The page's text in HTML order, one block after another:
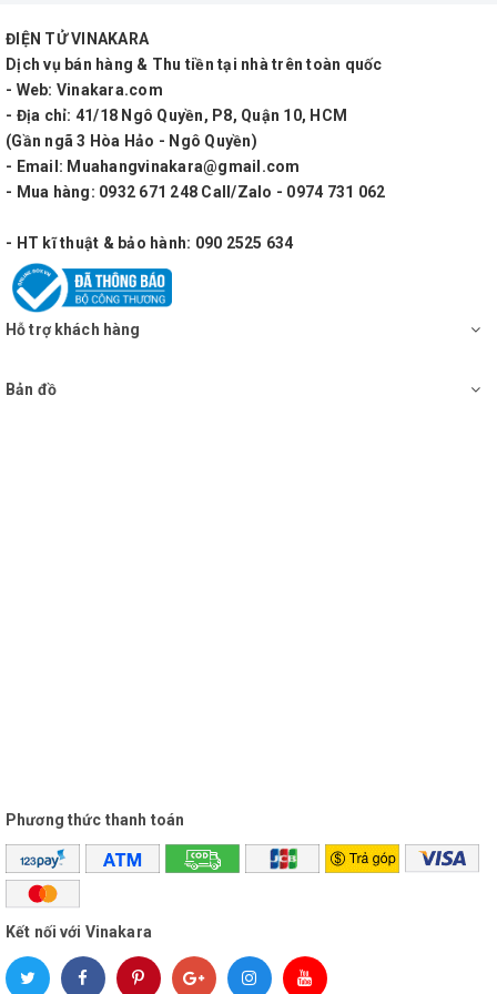
Công suất: 40w/1 kênh
Số kênh: 2
Nhiệt độ bảo vệ, DC, tiểu / ultea-sonic, ngắn mạch,
quá tải, IGM, đầu ra
Chỉ báo (trên mỗi kênh) Chỉ báo bảo vệ, chỉ báo tín
hiệu, chỉ báo công việc
Yêu cầu công suất 220 - 240V ~ 50 - 60Hz
ĐIỆN TỬ VINAKARA
Dịch vụ bán hàng & Thu tiền tại nhà trên toàn quốc
- Web: Vinakara.com
- Địa chỉ: 41/18 Ngô Quyền, P8, Quận 10, HCM
(Gần ngã 3 Hòa Hảo - Ngô Quyền)
- Email: Muahangvinakara@gmail.com
- Mua hàng: 0932 671 248 Call/Zalo - 0974 731 062
- HT kĩ thuật & bảo hành: 090 2525 634
Hỗ trợ khách hàng
Bản đồ
Phương thức thanh toán
Kết nối với Vinakara